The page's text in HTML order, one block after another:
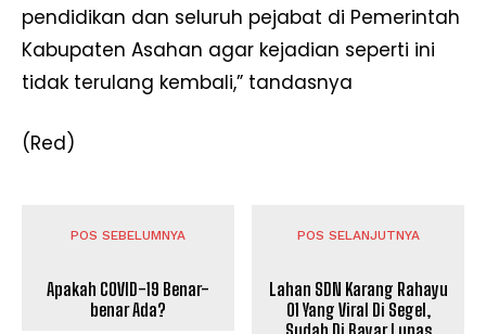
News Week
Magazine PRO
pendidikan dan seluruh pejabat di Pemerintah
Kabupaten Asahan agar kejadian seperti ini
tidak terulang kembali,” tandasnya
(Red)
POS SEBELUMNYA
Apakah COVID-19 Benar-
benar Ada?
POS SELANJUTNYA
Lahan SDN Karang Rahayu
01 Yang Viral Di Segel,